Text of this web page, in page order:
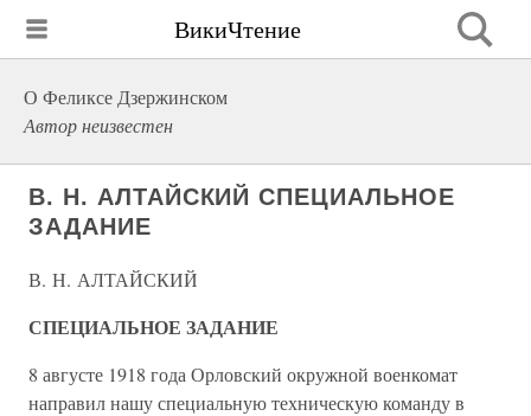
ВикиЧтение
О Феликсе Дзержинском
Автор неизвестен
В. Н. АЛТАЙСКИЙ СПЕЦИАЛЬНОЕ
ЗАДАНИЕ
В. Н. АЛТАЙСКИЙ
СПЕЦИАЛЬНОЕ ЗАДАНИЕ
8 августе 1918 года Орловский окружной военкомат
направил нашу специальную техническую команду в